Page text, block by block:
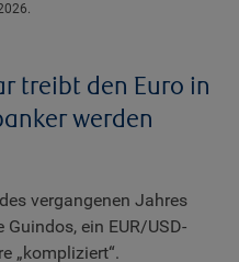
treibt den Euro in
werden
vergangenen Jahres
ein EUR/USD-
„kompliziert“.